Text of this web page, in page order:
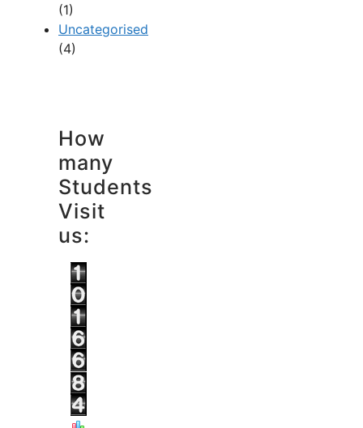
(1)
Uncategorised
(4)
How
many
Students
Visit
us: